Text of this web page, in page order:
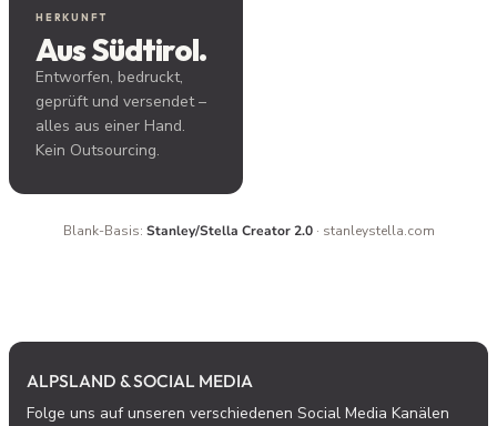
HERKUNFT
Aus Südtirol.
Entworfen, bedruckt,
geprüft und versendet –
alles aus einer Hand.
Kein Outsourcing.
Blank-Basis: Stanley/Stella Creator 2.0· stanleystella.com
ALPSLAND & SOCIAL MEDIA
Folge uns auf unseren verschiedenen Social Media Kanälen